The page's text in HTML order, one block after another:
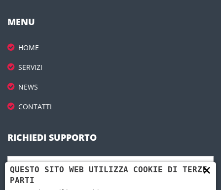
MENU
HOME
SERVIZI
NEWS
CONTATTI
RICHIEDI SUPPORTO
×
QUESTO SITO WEB UTILIZZA COOKIE DI TERZE
PARTI